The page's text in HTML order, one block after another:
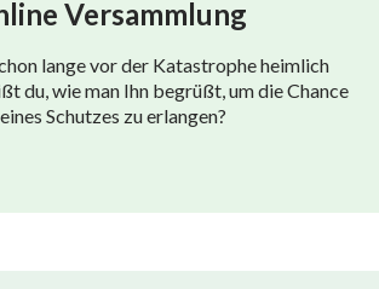
Versammlung
lange vor der Katastrophe heimlich
du, wie man Ihn begrüßt, um die Chance
Schutzes zu erlangen?